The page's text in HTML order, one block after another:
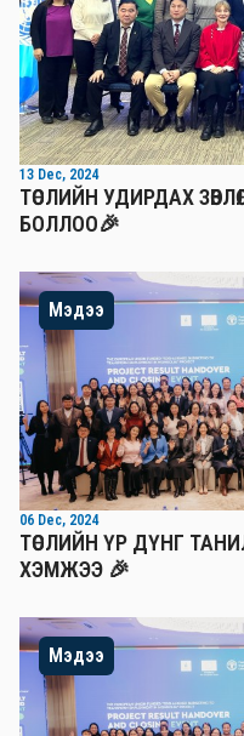
13 Dec, 2024
ТӨСЛИЙН УДИРДАХ
БОЛЛОО🎉
Мэдээ
06 Dec, 2024
ТӨСЛИЙН ҮР ДҮНГ
ХЭМЖЭЭ 🎉
Мэдээ